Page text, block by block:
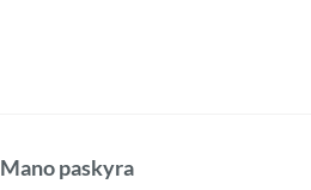
Mano paskyra